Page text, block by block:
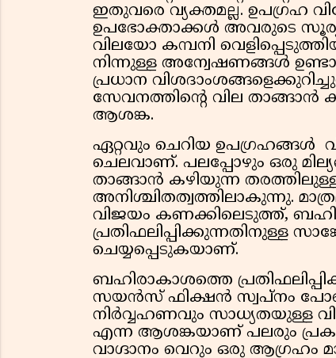
ഇതുവരെ വ്യക്തമല്ല. ഉപഗ്രഹ
ഉപഭോക്താക്കള്‍ അവരുടെ
വിലയോ കമ്പനി
നിന്നുള്ള അന്വേഷണങ്ങള്‍
പ്രധാന
സേവനത്തിന്റെ വില
ആശങ്ക.
ഏറ്റവും ചെറിയ ഉപഗ്രഹങ്ങള്‍
ചെലവാണ്. പലപ്പോഴും ഒരു
താങ്ങാന്‍ കഴിയുന്ന
അനിശ്ചിതത്വത്തിലാകുന്നു.
വിജയം കണക്കിലെടുത്ത്,
പ്രതിഫലിപ്പിക്കുന്നതിനുള്ള
ചെയ്യപ്പെടുകയാണ്.
ബഹിരാകാശത്തെ
സയന്‍സ് ഫിക്ഷന്‍ സ്വപ്നം
നിര്‍വ്വഹണവും സാധ്യതയുള്ള
എന്ന ആശങ്കയാണ് പലരും
വാഗ്ദാനം വെറും ഒരു ആഗ്രഹം